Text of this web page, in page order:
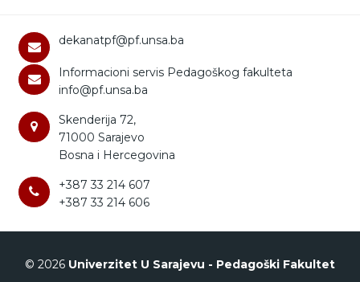
dekanatpf@pf.unsa.ba
Informacioni servis Pedagoškog fakulteta
info@pf.unsa.ba
Skenderija 72,
71000 Sarajevo
Bosna i Hercegovina
+387 33 214 607
+387 33 214 606
© 2026 Univerzitet U Sarajevu - Pedagoški Fakultet